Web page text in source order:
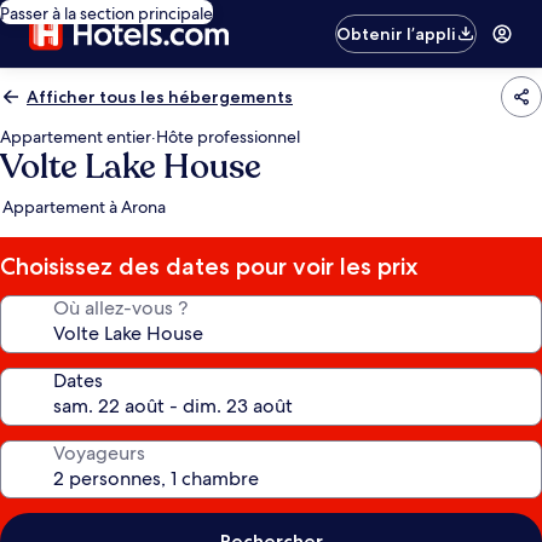
Passer à la section principale
Obtenir l’appli
Afficher tous les hébergements
Appartement entier·Hôte professionnel
Volte Lake House
Appartement à Arona
Choisissez des dates pour voir les prix
Où allez-vous ?
Dates
Voyageurs